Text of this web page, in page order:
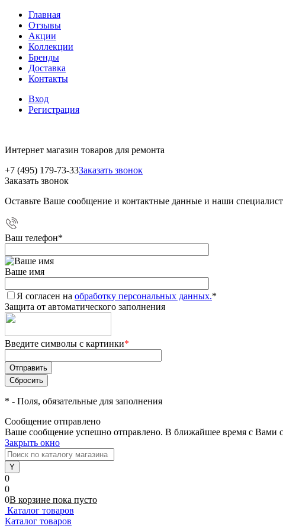
Главная
Отзывы
Акции
Коллекции
Бренды
Доставка
Контакты
Вход
Регистрация
Интернет магазин товаров для ремонта
+7 (495) 179-73-33Заказать звонок
Заказать звонок
Оставьте Ваше сообщение и контактные данные и наши
Ваш телефон*
Ваше имя
Я согласен на обработку персональных данных.*
Защита от автоматического заполнения
Введите символы с картинки*
* - Поля, обязательные для заполнения
Сообщение отправлено
Ваше сообщение успешно отправлено. В ближайшее время с Вами
Закрыть окно
0
0
0В корзине пока пусто
Каталог товаров
Каталог товаров